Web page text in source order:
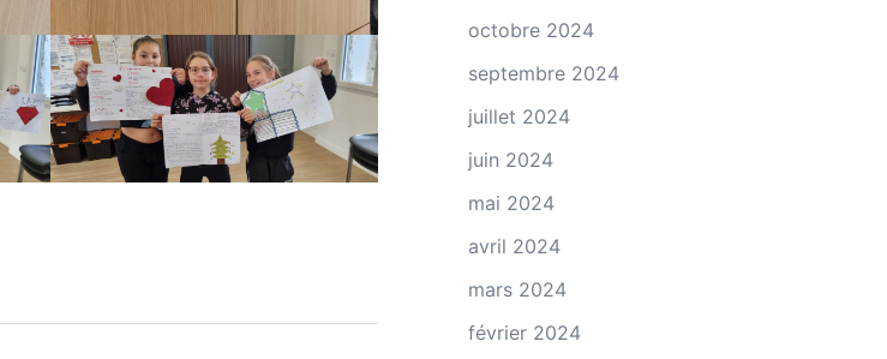
octobre 2024
septembre 2024
juillet 2024
juin 2024
mai 2024
avril 2024
mars 2024
février 2024